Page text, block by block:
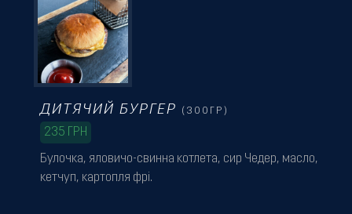
Булочка, яловичо-свинна котлета, сир Чедер, масло,
кетчуп, картопля фрі.
ДИТЯЧИЙ БУРГЕР (300ГР)
235 ГРН